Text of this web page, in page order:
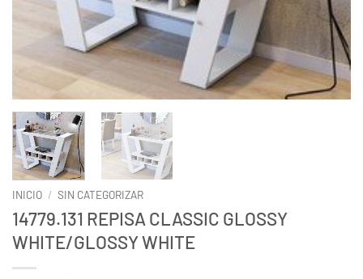
INICIO / SIN CATEGORIZAR
14779.131 REPISA CLASSIC GLOSSY
WHITE/GLOSSY WHITE